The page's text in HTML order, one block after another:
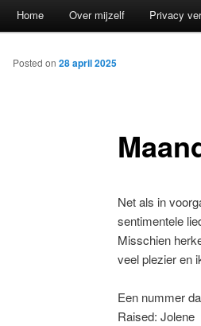
Skip
to
Home Over mijzelf Privacy
Posted on 28 april 2025
Net als in
sentimentele
Misschien
veel plezier en
Een nummer
Raised: Jolene